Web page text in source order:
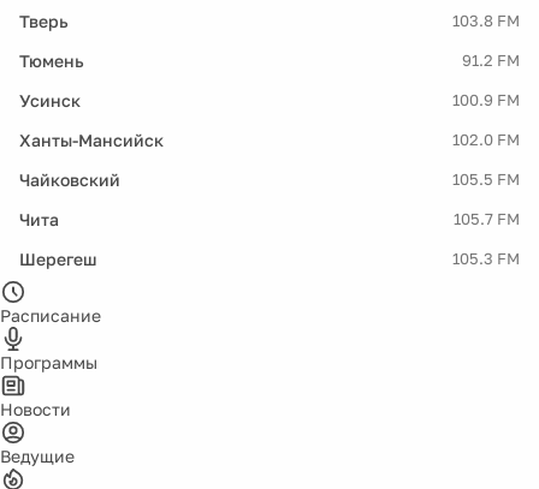
Тверь 103.8 FM
Тюмень 91.2 FM
Усинск 100.9 FM
Ханты-Мансийск 102.0 FM
Чайковский 105.5 FM
Чита 105.7 FM
Шерегеш 105.3 FM
Расписание
Программы
Новости
Ведущие